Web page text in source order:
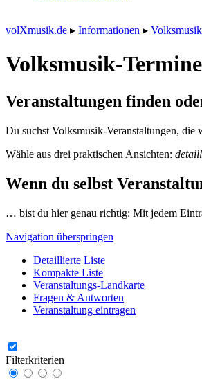
volXmusik.de ▸ Informationen ▸
Volksmusik-Termine
Veranstaltungen finden
Du suchst Volksmusik-Veranstaltungen, die
Wähle aus drei praktischen Ansichten:
Wenn du selbst
… bist du hier genau richtig: Mit jedem
Navigation überspringen
Detaillierte Liste
Kompakte Liste
Veranstaltungs-Landkarte
Fragen & Antworten
Veranstaltung eintragen
Filterkriterien